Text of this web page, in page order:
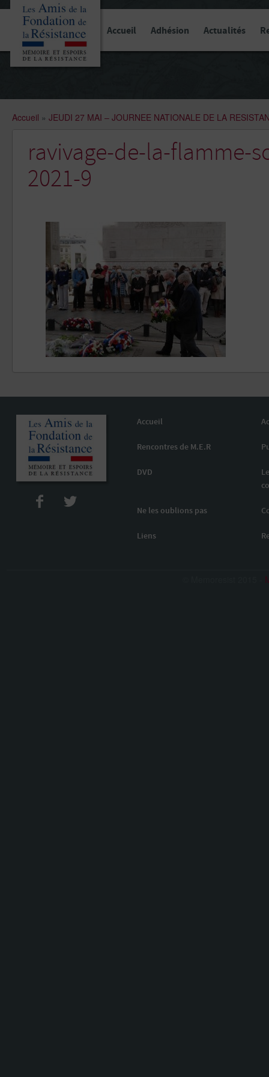
Accueil Adhésion Actualités
Accueil » JEUDI 27 MAI – JOURNEE NATIONALE DE LA
ravivage-de-la-flamme-
2021-9
Accueil
Rencontres de M.E.R
DVD
Ne les oublions pas
Liens
Panneau de gestion des cookies